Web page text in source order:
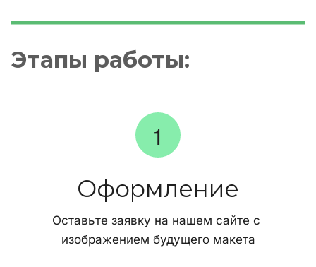
Этапы работы:
Оформление
Оставьте заявку на нашем сайте с
изображением будущего макета